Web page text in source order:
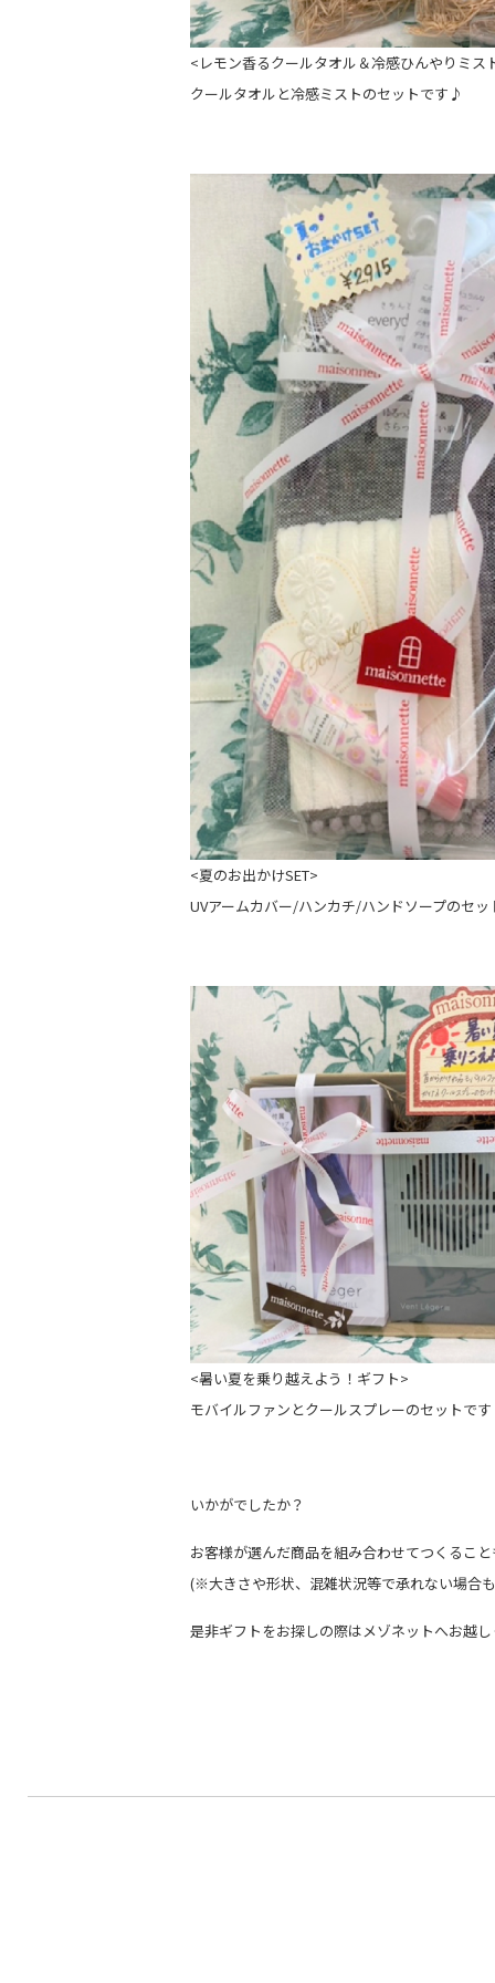
<レモン香るクールタオル＆冷感ひんやりミス
クールタオルと冷感ミストのセットです♪
<夏のお出かけSET>
UVアームカバー/ハンカチ/ハンドソープのセ
<暑い夏を乗り越えよう！ギフト>
モバイルファンとクールスプレーのセットで
いかがでしたか？
お客様が選んだ商品を組み合わせてつくるこ
(※大きさや形状、混雑状況等で承れない場合
是非ギフトをお探しの際はメゾネットへお越